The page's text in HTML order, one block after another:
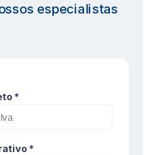
*
*
especialistas